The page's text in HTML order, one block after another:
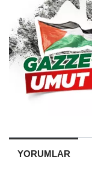
YORUMLAR